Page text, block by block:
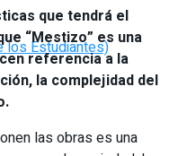
los Estudiantes)
que tendrá el
“Mestizo” es una
referencia a la
la complejidad del
las obras es una